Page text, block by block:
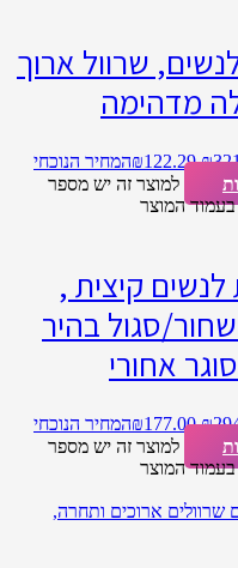
שרוול ארוך
מדהימה
₪122.29
המחיר הנוכחי
למוצר זה יש מספר
בעמוד המוצר
לנשים קיצית ,
סגול בהיר
₪177.00
המחיר הנוכחי
למוצר זה יש מספר
בעמוד המוצר